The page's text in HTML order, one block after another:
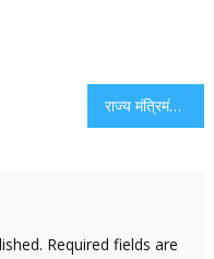
राज्य मंत्रिमंडळात स्वारगेट-कटराज अंडरग्राउंड लाइनवरील आणखी दोन मेट्रो स्थानकांसाठी अतिरिक्त 3 683 कोटी मंजूर झाले.
Required fields are